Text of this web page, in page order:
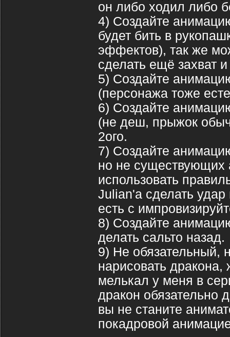
он либо ходил либо
4) Создайте
будет бить в
эффектов), так же
сделать ещё захват
5) Создайте
(персонажа тоже
6) Создайте
(не деш, прыжок
2ого.
7) Создайте
но не существующих
использовать
Julian'а сделать удар
есть с
8) Создайте
делать сальто назад.
9) Не обязательный,
нарисовать дракона,
мелькал у меня в
дракон обязательно
вы не станите
покадровой